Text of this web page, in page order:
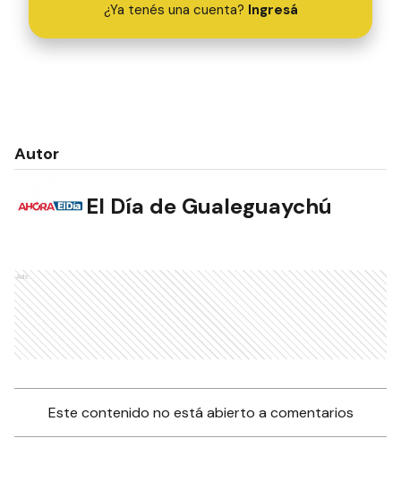
¿Ya tenés una cuenta? Ingresá
Autor
El Día de Gualeguaychú
Ads
Este contenido no está abierto a comentarios